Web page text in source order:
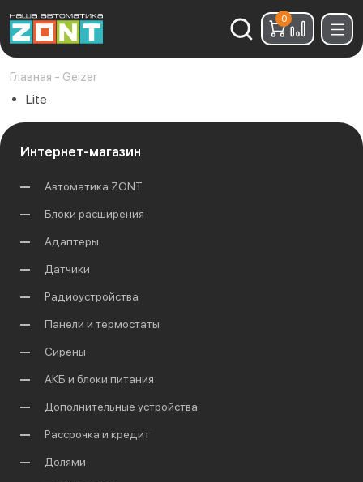
Найти:
0
Главная - Geizer
Lite
Интернет-магазин
Автоматика ZONT
Блоки расширения
Адаптеры
Датчики
Радиоустройства
Панели и термостаты
Сирены
АКБ и блоки питания
Дополнительные устройства
Рассрочка и кредит
Долями